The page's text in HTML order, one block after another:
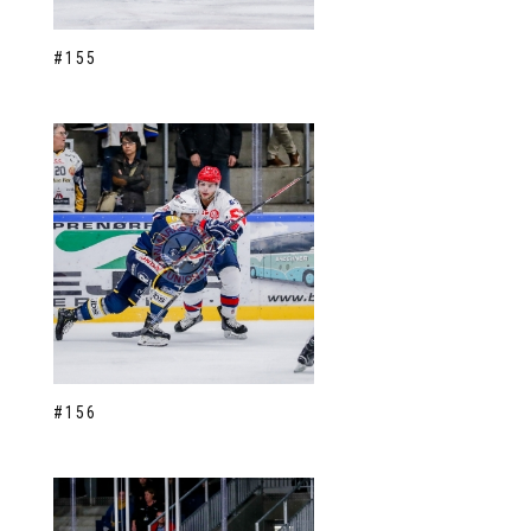
#155
#156